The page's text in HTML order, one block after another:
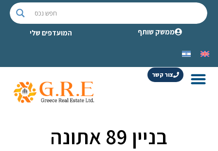
ממשק שותף המועדפים שלי
צור קשר
בניין 89 אתונה